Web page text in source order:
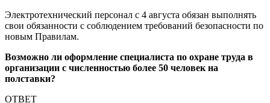
Электротехнический персонал с 4 августа обязан выполнять
свои обязанности с соблюдением требований безопасности по
новым Правилам.
Возможно ли оформление специалиста по охране труда в
организации с численностью более 50 человек на
полставки?
ОТВЕТ